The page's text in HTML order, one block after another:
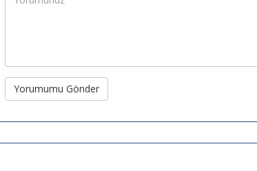
Yorumumu Gönder